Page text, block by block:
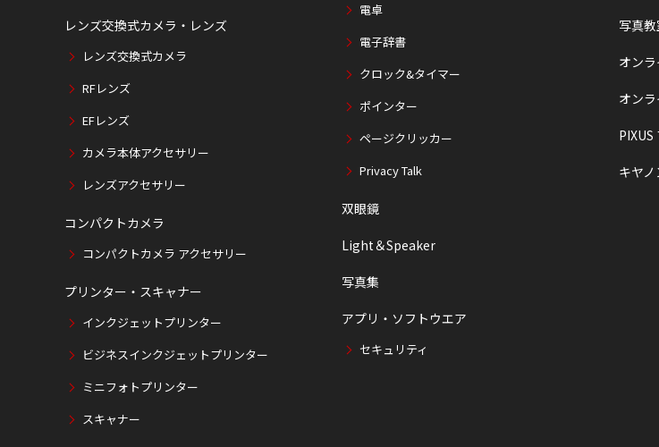
レンズ交換式カメラ・レンズ
レンズ交換式カメラ
RFレンズ
EFレンズ
カメラ本体アクセサリー
レンズアクセサリー
コンパクトカメラ
コンパクトカメラ アクセサリー
プリンター・スキャナー
インクジェットプリンター
ビジネスインクジェットプリンター
ミニフォトプリンター
スキャナー
電卓
電子辞書
クロック&タイマー
ポインター
ページクリッカー
Privacy Talk
双眼鏡
Light＆Speaker
写真集
アプリ・ソフトウエア
セキュリティ
写真
オン
オン
キヤ